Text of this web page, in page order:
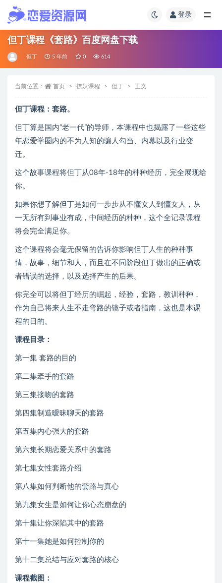
登录
但丁课程《套路》百度网盘下载
但丁 5 年前 0 614
当前位置： 首页 撩妹课程 但丁 正文
但丁课程：套路。
但丁算是国内“老一代”的导师，本课程中也揭露了一些这些
年恋爱学圈内的不为人知的骗人勾当、内幕以及行业变
迁。
这个故事课程将但丁从08年-18年的种种经历，完全展现给
你。
如果你想了解但丁是如何一步步从不懂女人到懂女人，从
一无所有到事业有成，中间经历的种种，这个全记录课程
将会完全满足你。
这个课程将会毫无保留的告诉你影响但丁人生的种种事
情，故事，细节和人，而且在不同阶段但丁做出的正确或
者错误的选择，以及选择产生的后果。
你完全可以将但丁经历的崛起，经验，套路，教训种种，
作为自己将来人生不走弯路的镜子或者指南，这也是本课
程的目的。
课程目录：
第一集 套路的目的
第二集牵手的套路
第三集接吻的套路
第四集制造暧昧聊天的套路
第五集内心强大的套路
第六集长期恋爱关系中的套路
第七集女性套路介绍
第八集如何判断他的套路与真心
第九集女生是如何让你心态崩盘的
第十集让你深陷其中的套路
第十一集她是如何控制你的
第十二集总结与应对套路的核心
课程截图：